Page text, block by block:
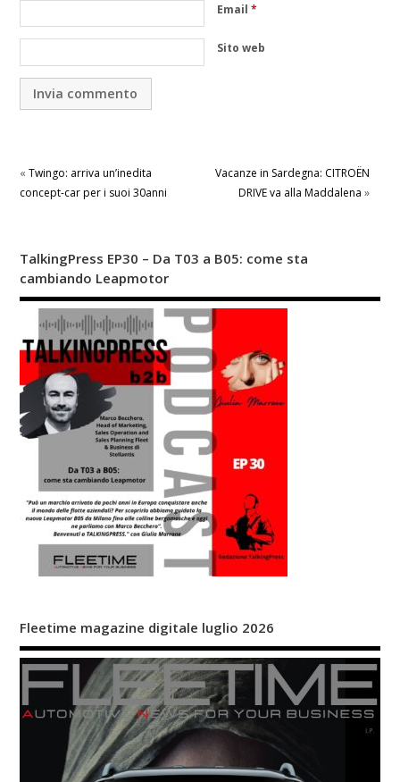
Email *
Sito web
« Twingo: arriva un’inedita
concept-car per i suoi 30anni
Vacanze in Sardegna: CITROËN
DRIVE va alla Maddalena »
TalkingPress EP30 – Da T03 a B05: come sta
cambiando Leapmotor
Fleetime magazine digitale luglio 2026